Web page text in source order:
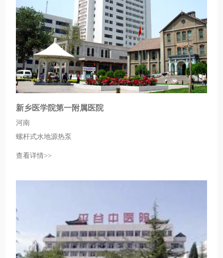
新乡医学院第一附属医院
河南
螺杆式水地源热泵
查看详情>>